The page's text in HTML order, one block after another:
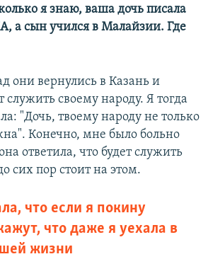
я знаю, ваша дочь писала
а сын учился в Малайзии. Где
они вернулись в Казань и
служить своему народу. Я тогда
"Дочь, твоему народу не только
Конечно, мне было больно
ответила, что будет служить
сих пор стоит на этом.
что если я покину
что даже я уехала в
жизни